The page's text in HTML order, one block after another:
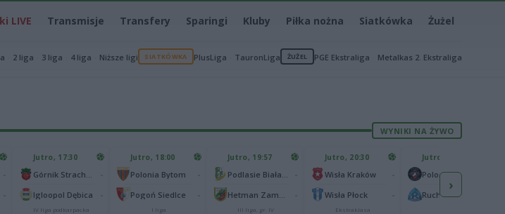
LIVE Transmisje Transfery Sparingi Kluby Piłka nożna Siatkówka Żużel
2 liga 3 liga 4 liga Niższe ligi SIATKÓWKA PlusLiga TauronLiga ŻUŻEL PGE Ekstraliga Metalkas 2. Ekstraliga
WYNIKI NA ŻYWO
Jutro, 17:30
Igloopol Dębica
IV liga podkarpacka
Jutro, 18:00
Polonia Bytom
Pogoń Siedlce
I liga
Jutro, 19:57
III liga, gr. IV
Jutro, 20:30
Wisła Kraków
Wisła Płock
Ekstraklasa
Jutro, 20:30
Ruch Chorzów
›